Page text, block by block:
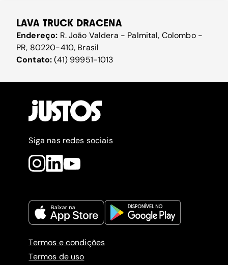
LAVA TRUCK DRACENA
Endereço: R. João Valdera - Palmital, Colombo -
PR, 80220-410, Brasil
Contato:(41) 99951-1013
Siga nas redes sociais
Termos e condições
Termos de uso